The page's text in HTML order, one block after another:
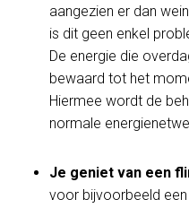
aangezien er dan
is dit geen enkel
De energie die
bewaard tot het
Hiermee wordt de
normale
Je geniet van een
voor bijvoorbeeld